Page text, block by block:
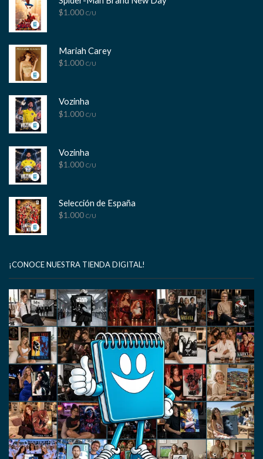
$1.000 C/U
Mariah Carey
$1.000 C/U
Vozinha
$1.000 C/U
Vozinha
$1.000 C/U
Selección de España
$1.000 C/U
¡CONOCE NUESTRA TIENDA DIGITAL!